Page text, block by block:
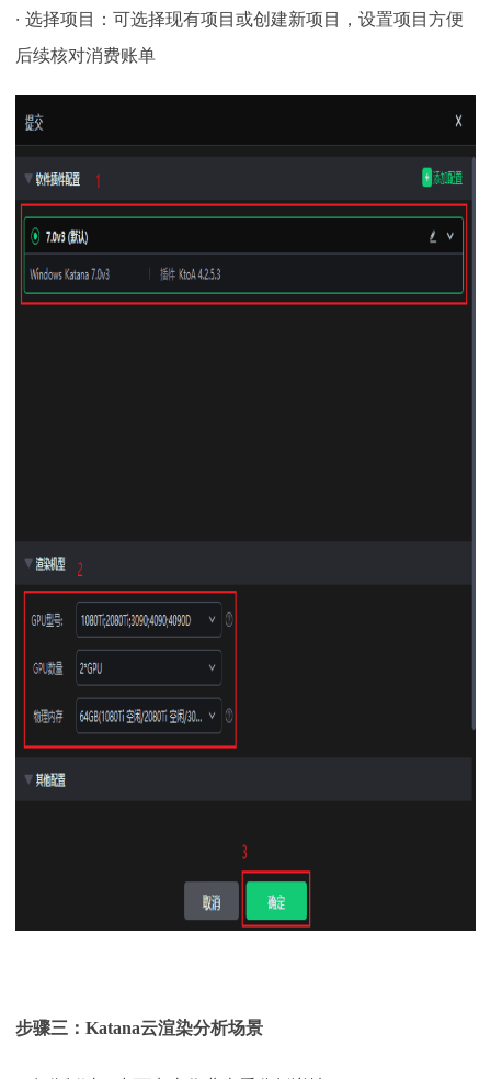
· 选择项目：可选择现有项目或创建新项目，设置项目方便
后续核对消费账单
步骤三： Katana云渲染分析场景